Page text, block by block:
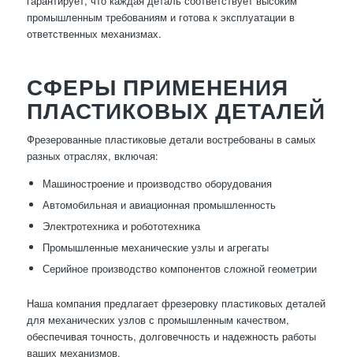
промышленным требованиям и готова к эксплуатации в
ответственных механизмах.
СФЕРЫ ПРИМЕНЕНИЯ
ПЛАСТИКОВЫХ ДЕТАЛЕЙ
Фрезерованные пластиковые детали востребованы в самых
разных отраслях, включая:
Машиностроение и производство оборудования
Автомобильная и авиационная промышленность
Электротехника и робототехника
Промышленные механические узлы и агрегаты
Серийное производство компонентов сложной геометрии
Наша компания предлагает фрезеровку пластиковых деталей
для механических узлов с промышленным качеством,
обеспечивая точность, долговечность и надежность работы
ваших механизмов.